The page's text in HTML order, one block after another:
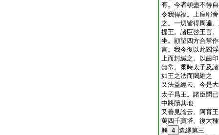
有。今者頓盡不得
令我得福。上座耶
之。一切皆得周遍
提王。諸臣啓王言
坐。顧望四方合掌
言。我今復以此閻
上而封緘之。以齒
無常。爾時太子及
如王之法而闍維之
又法益經云。今是
太子爲王。諸臣聞
中將贖其地
又善見論云。阿育
萬四千寶塔。復大
興 4 造縁第三